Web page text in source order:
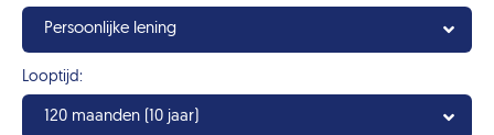
Persoonlijke lening
Looptijd:
120 maanden (10 jaar)